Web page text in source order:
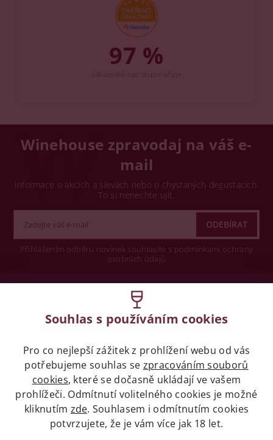
97 %
Winehouse zpravodaj na váš e-
mail
Informace o akcích a slevách nebo o chystaných degustacích.
To si nenechte ujít.
Přihlášením odběru novinek souhlasíte s podmínkami ochrany
osobních údajů
Legislativa
Zákaz prodeje alkoholických nápojů osobám
mladších 18 let.
Naše služby
Souhlas s používáním cookies
Pro co nejlepší zážitek z prohlížení webu od vás
potřebujeme souhlas se zpracováním souborů
cookies, které se dočasně ukládají ve vašem
prohlížeči. Odmítnutí volitelného cookies je možné
kliknutím zde. Souhlasem i odmítnutím cookies
potvrzujete, že je vám více jak 18 let.